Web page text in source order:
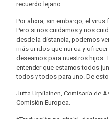
recuerdo lejano.
Por ahora, sin embargo, el
Pero si nos cuidamos y nos
desde la distancia, podemos
más unidos que nunca y
deseamos para nuestros hijos.
entender que estamos todos
todos y todos para uno. De
Jutta Urpilainen, Comisaria de
Comisión Europea.